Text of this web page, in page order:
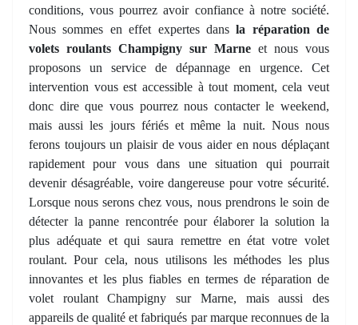
conditions, vous pourrez avoir confiance à notre société.
Nous sommes en effet expertes dansla réparation de
volets roulants Champigny sur Marne et nous vous
proposons un service de dépannage en urgence. Cet
intervention vous est accessible à tout moment, cela veut
donc dire que vous pourrez nous contacter le weekend,
mais aussi les jours fériés et même la nuit. Nous nous
ferons toujours un plaisir de vous aider en nous déplaçant
rapidement pour vous dans une situation qui pourrait
devenir désagréable, voire dangereuse pour votre sécurité.
Lorsque nous serons chez vous, nous prendrons le soin de
détecter la panne rencontrée pour élaborer la solution la
plus adéquate et qui saura remettre en état votre volet
roulant. Pour cela, nous utilisons les méthodes les plus
innovantes et les plus fiables en termes de réparation de
volet roulant Champigny sur Marne, mais aussi des
appareils de qualité et fabriqués par marque reconnues de la